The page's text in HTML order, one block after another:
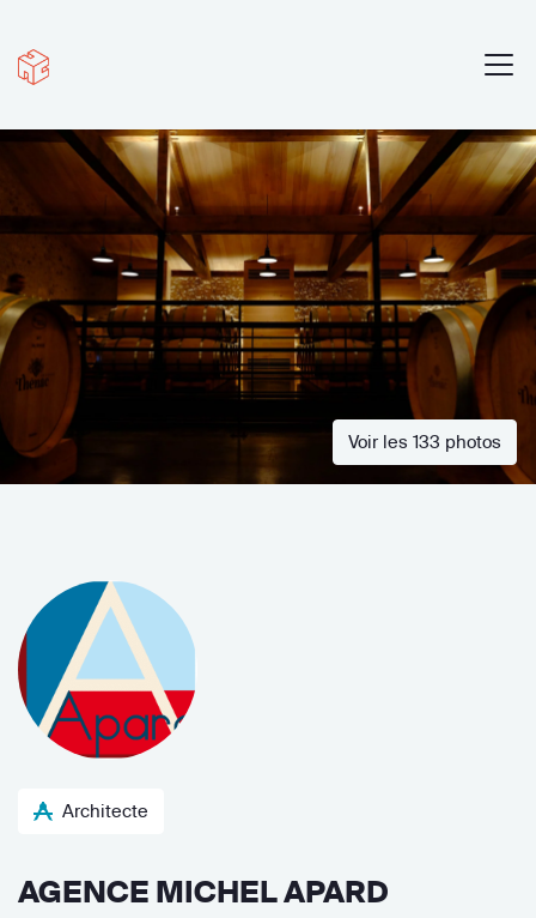
Voir les 133 photos
Architecte
AGENCE MICHEL APARD